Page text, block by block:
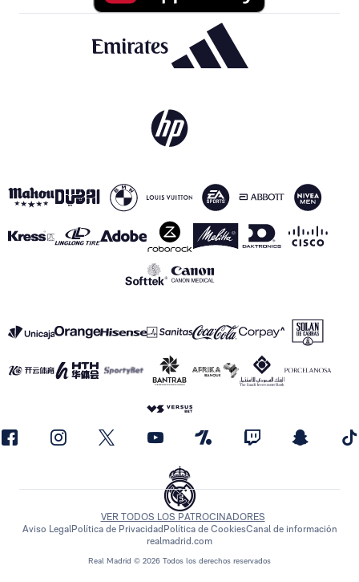
Real Madrid © 2026 Todos los derechos reservados
VER TODOS LOS PATROCINADORES
Aviso LegalPolítica de Privacidad Política de CookiesCanal de información
realmadrid.com